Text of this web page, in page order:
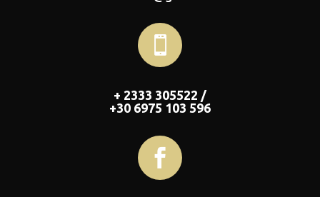

+ 2333 305522 /
+30 6975 103 596
